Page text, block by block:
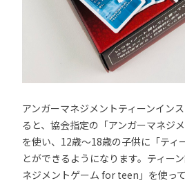
アンガーマネジメントティーンイン
ると、協会指定の「アンガーマネジ
を使い、12歳～18歳の子供に「ティ
とができるようになります。ティー
ネジメントゲーム for teen」を使っ